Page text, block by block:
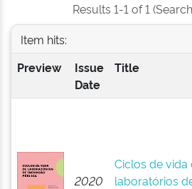
Results 1-1 of 1
Item hits:
Preview
Issue
Date
Title
2020
Ciclos de vida
laboratórios